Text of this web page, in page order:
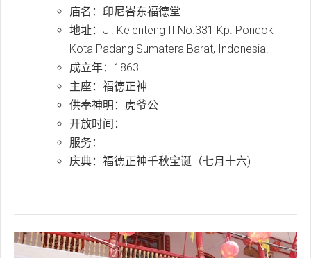
庙名：印尼峇东福德堂
地址：Jl. Kelenteng II No.331 Kp. Pondok
Kota Padang Sumatera Barat, Indonesia.
成立年：1863
主座：福德正神
供奉神明：虎爷公
开放时间：
服务：
庆典：福德正神千秋宝诞（七月十六)